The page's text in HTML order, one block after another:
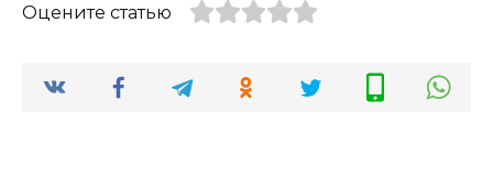
Оцените статью